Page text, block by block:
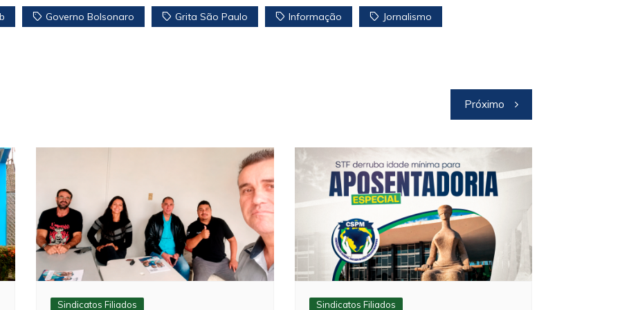
Governo Bolsonaro Grita São Paulo Informação Jornalismo
Próximo
Sindicatos Filiados Sindicatos Filiados